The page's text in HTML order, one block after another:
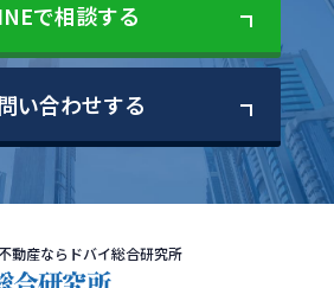
で相談する
い合わせする
動産ならドバイ総合研究所